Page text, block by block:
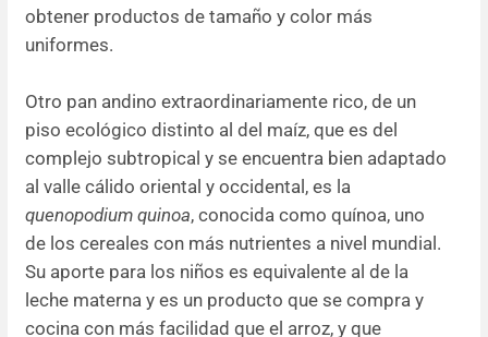
obtener productos de tamaño y color más
uniformes.
Otro pan andino extraordinariamente rico, de un
piso ecológico distinto al del maíz, que es del
complejo subtropical y se encuentra bien adaptado
al valle cálido oriental y occidental, es la
quenopodium quinoa, conocida como quínoa, uno
de los cereales con más nutrientes a nivel mundial.
Su aporte para los niños es equivalente al de la
leche materna y es un producto que se compra y
cocina con más facilidad que el arroz, y que